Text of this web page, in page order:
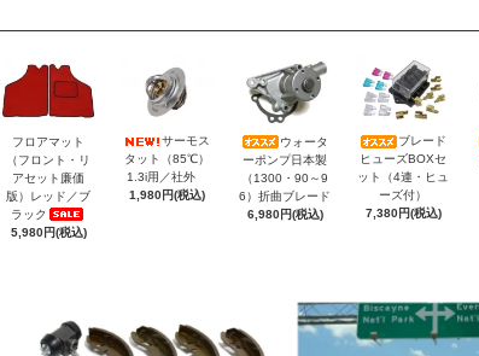
フロアマット
（フロント・リ
アセット廉価
版）レッド／ブ
ラック
5,980円(税込)
サーモス
タット（85℃）
1.3i用／社外
1,980円(税込)
ウォータ
ーポンプ日本製
（1300・90～9
6）折曲ブレード
6,980円(税込)
ブレード
ヒューズBOXセ
ット（4連・ヒュ
ーズ付）
7,380円(税込)